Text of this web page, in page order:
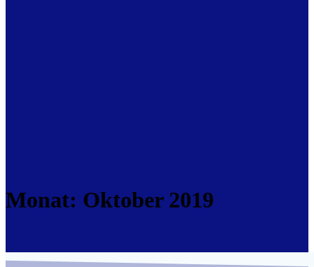
Monat: Oktober 2019